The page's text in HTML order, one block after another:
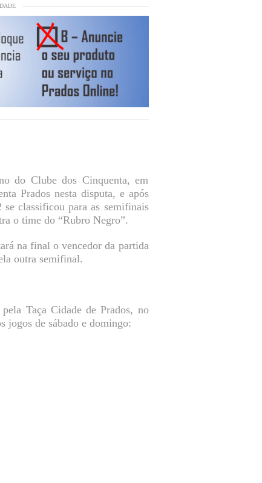
do Clube dos Cinquenta, em
Prados nesta disputa, e após
classificou para as semifinais
o time do “Rubro Negro”.
na final o vencedor da partida
outra semifinal.
Taça Cidade de Prados, no
jogos de sábado e domingo: